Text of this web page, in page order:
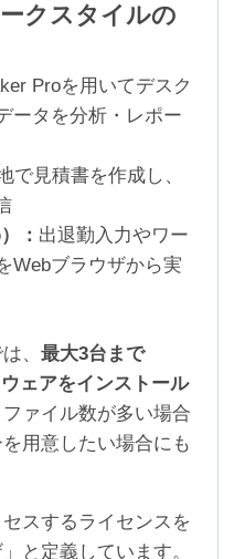
クスタイルの
Proを用いてデスク
ータを分析・レポー
で見積書を作成し、
： 出退勤入力やワー
Webブラウザから実
、 最大3台まで
ェアをインストール
ァイル数が多い場合
用意したい場合にも
スするライセンスを
と定義しています。